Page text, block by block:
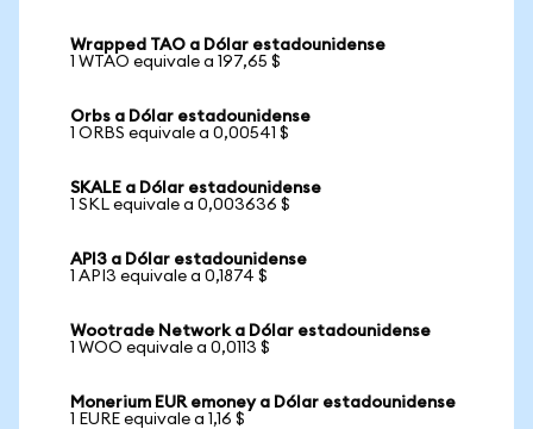
Wrapped TAO a Dólar estadounidense
1 WTAO equivale a 197,65 $
Orbs a Dólar estadounidense
1 ORBS equivale a 0,00541 $
SKALE a Dólar estadounidense
1 SKL equivale a 0,003636 $
API3 a Dólar estadounidense
1 API3 equivale a 0,1874 $
Wootrade Network a Dólar estadounidense
1 WOO equivale a 0,0113 $
Monerium EUR emoney a Dólar estadounidense
1 EURE equivale a 1,16 $